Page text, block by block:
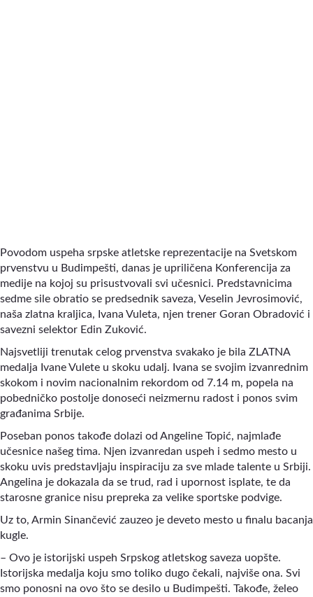
Povodom uspeha srpske atletske reprezentacije na Svetskom
prvenstvu u Budimpešti, danas je upriličena Konferencija za
medije na kojoj su prisustvovali svi učesnici. Predstavnicima
sedme sile obratio se predsednik saveza, Veselin Jevrosimović,
naša zlatna kraljica, Ivana Vuleta, njen trener Goran Obradović i
savezni selektor Edin Zuković.
Najsvetliji trenutak celog prvenstva svakako je bila ZLATNA
medalja Ivane Vulete u skoku udalj. Ivana se svojim izvanrednim
skokom i novim nacionalnim rekordom od 7.14 m, popela na
pobedničko postolje donoseći neizmernu radost i ponos svim
građanima Srbije.
Poseban ponos takođe dolazi od Angeline Topić, najmlađe
učesnice našeg tima. Njen izvanredan uspeh i sedmo mesto u
skoku uvis predstavljaju inspiraciju za sve mlade talente u Srbiji.
Angelina je dokazala da se trud, rad i upornost isplate, te da
starosne granice nisu prepreka za velike sportske podvige.
Uz to, Armin Sinančević zauzeo je deveto mesto u finalu bacanja
kugle.
– Ovo je istorijski uspeh Srpskog atletskog saveza uopšte.
Istorijska medalja koju smo toliko dugo čekali, najviše ona. Svi
smo ponosni na ovo što se desilo u Budimpešti. Takođe, želeo